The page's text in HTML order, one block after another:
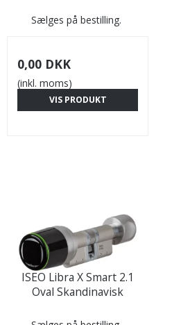
Sælges på bestilling.
0,00 DKK
(inkl. moms)
VIS PRODUKT
ISEO Libra X Smart 2.1
Oval Skandinavisk